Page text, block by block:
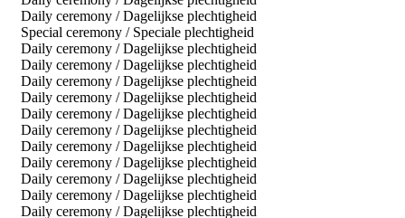
Daily ceremony / Dagelijkse plechtigheid
Special ceremony / Speciale plechtigheid
Daily ceremony / Dagelijkse plechtigheid
Daily ceremony / Dagelijkse plechtigheid
Daily ceremony / Dagelijkse plechtigheid
Daily ceremony / Dagelijkse plechtigheid
Daily ceremony / Dagelijkse plechtigheid
Daily ceremony / Dagelijkse plechtigheid
Daily ceremony / Dagelijkse plechtigheid
Daily ceremony / Dagelijkse plechtigheid
Daily ceremony / Dagelijkse plechtigheid
Daily ceremony / Dagelijkse plechtigheid
Daily ceremony / Dagelijkse plechtigheid